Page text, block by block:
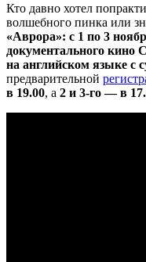
Кто давно хотел
волшебного пинка или
«Аврора»: с 1 по 3
документального
на английском языке с
предварительной
в 19.00, а 2 и 3-го — в